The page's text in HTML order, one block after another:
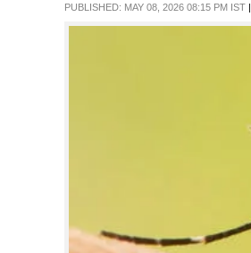
CASE DIARYPUBLISHED: MAY 08, 2026 08:15 PM IST|